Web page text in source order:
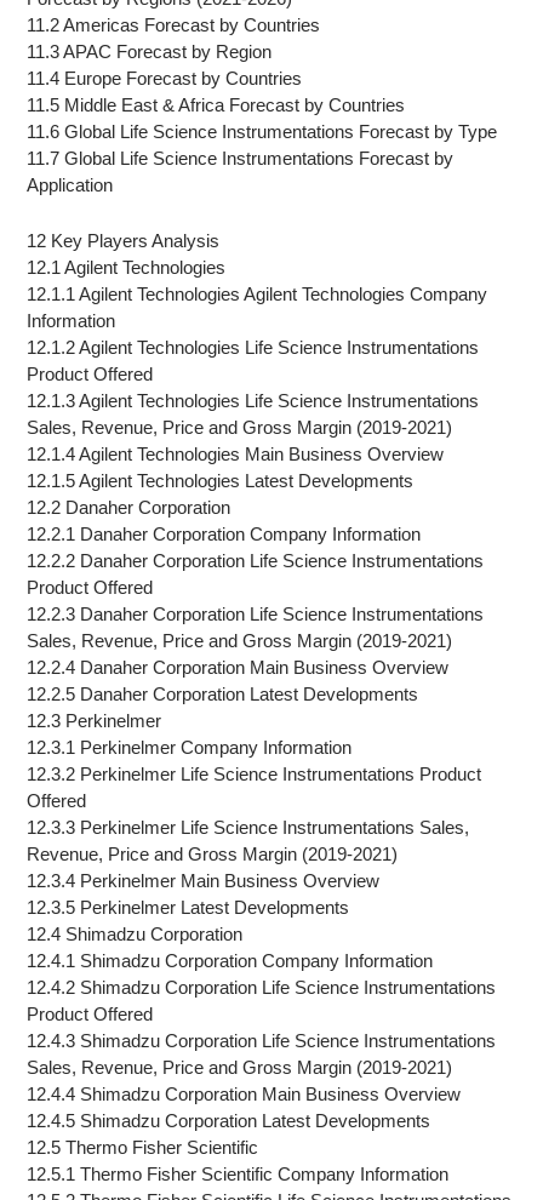
11.2 Americas Forecast by Countries
11.3 APAC Forecast by Region
11.4 Europe Forecast by Countries
11.5 Middle East & Africa Forecast by Countries
11.6 Global Life Science Instrumentations Forecast by Type
11.7 Global Life Science Instrumentations Forecast by
Application
12 Key Players Analysis
12.1 Agilent Technologies
12.1.1 Agilent Technologies Agilent Technologies Company
Information
12.1.2 Agilent Technologies Life Science Instrumentations
Product Offered
12.1.3 Agilent Technologies Life Science Instrumentations
Sales, Revenue, Price and Gross Margin (2019-2021)
12.1.4 Agilent Technologies Main Business Overview
12.1.5 Agilent Technologies Latest Developments
12.2 Danaher Corporation
12.2.1 Danaher Corporation Company Information
12.2.2 Danaher Corporation Life Science Instrumentations
Product Offered
12.2.3 Danaher Corporation Life Science Instrumentations
Sales, Revenue, Price and Gross Margin (2019-2021)
12.2.4 Danaher Corporation Main Business Overview
12.2.5 Danaher Corporation Latest Developments
12.3 Perkinelmer
12.3.1 Perkinelmer Company Information
12.3.2 Perkinelmer Life Science Instrumentations Product
Offered
12.3.3 Perkinelmer Life Science Instrumentations Sales,
Revenue, Price and Gross Margin (2019-2021)
12.3.4 Perkinelmer Main Business Overview
12.3.5 Perkinelmer Latest Developments
12.4 Shimadzu Corporation
12.4.1 Shimadzu Corporation Company Information
12.4.2 Shimadzu Corporation Life Science Instrumentations
Product Offered
12.4.3 Shimadzu Corporation Life Science Instrumentations
Sales, Revenue, Price and Gross Margin (2019-2021)
12.4.4 Shimadzu Corporation Main Business Overview
12.4.5 Shimadzu Corporation Latest Developments
12.5 Thermo Fisher Scientific
12.5.1 Thermo Fisher Scientific Company Information